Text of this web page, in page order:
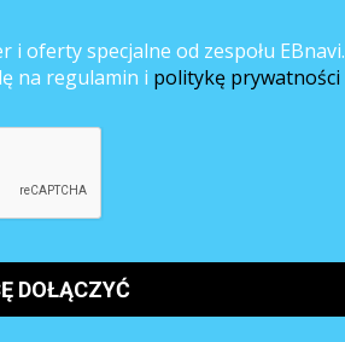
wykonującym działalność leczniczą w
osoba pełniąca taki dyżur ma prawo do
z uwzględnieniem
stażystów, których kwestie
i stanowi dodatkowe zadanie
Jednak musi się ono mieścić w
dyżuru może być uznane za
jest, iż
i oferty specjalne od zespołu EBnavi.
na regulamin i politykę prywatności